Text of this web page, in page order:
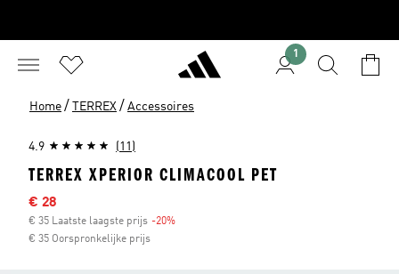
1
Home / TERREX / Accessoires
4.9 (11)
TERREX XPERIOR CLIMACOOL PET
Sale price
€ 28
€ 35 Laatste laagste prijs -20%
€ 35 Oorspronkelijke prijs